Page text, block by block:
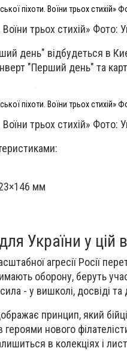
піхоти. Воїни трьох стихій»
трьох стихій» Фото:
день" відбудеться в
"Перший день" та
піхоти. Воїни трьох стихій»
трьох стихій» Фото:
мм
України у цій
агресії Росії
оборону, беруть
- у вишколі, досвіді та
принцип, який
нового
в колекціях і